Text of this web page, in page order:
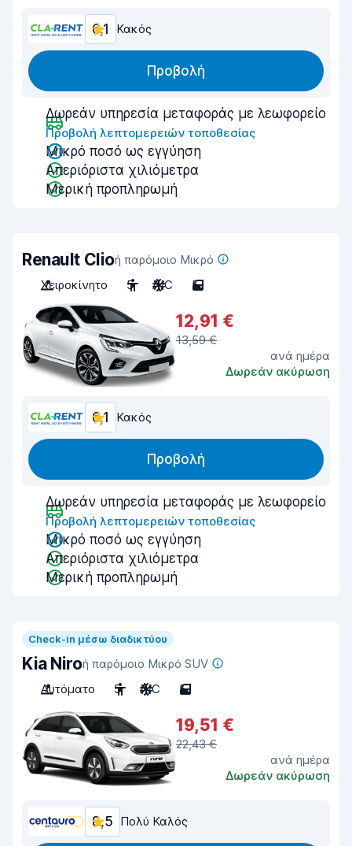
6,1 Κακός
Προβολή
Δωρεάν υπηρεσία μεταφοράς με λεωφορείο
Προβολή λεπτομερειών τοποθεσίας
Μικρό ποσό ως εγγύηση
Απεριόριστα χιλιόμετρα
Μερική προπληρωμή
Renault Clioή παρόμοιο Μικρό
Χειροκίνητο
5 A/C 5
12,91 €
13,59 €
ανά ημέρα
Δωρεάν ακύρωση
6,1 Κακός
Προβολή
Δωρεάν υπηρεσία μεταφοράς με λεωφορείο
Προβολή λεπτομερειών τοποθεσίας
Μικρό ποσό ως εγγύηση
Απεριόριστα χιλιόμετρα
Μερική προπληρωμή
Check-in μέσω διαδικτύου
Kia Niroή παρόμοιο Μικρό SUV
Αυτόματο
5 A/C 5
19,51 €
22,43 €
ανά ημέρα
Δωρεάν ακύρωση
8,5 Πολύ Καλός